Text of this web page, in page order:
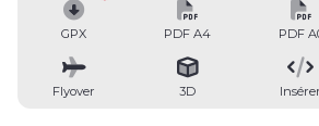
GPX PDF A4 PDF
Flyover 3D Insérer